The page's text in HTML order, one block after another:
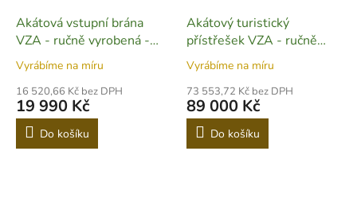
Akátová vstupní brána
VZA - ručně vyrobená -
M02
Vyrábíme na míru
16 520,66 Kč bez DPH
19 990 Kč
Do košíku
Akátový turistický
přístřešek VZA - ručně
vyrobený - M03
Vyrábíme na míru
73 553,72 Kč bez DPH
89 000 Kč
Do košíku